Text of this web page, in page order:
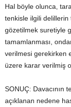
Hal böyle olunca,
tenkisle ilgili delillerin
gözetilmek suretiyle
tamamlanması,
verilmesi gerekirken
üzere karar verilmiş
SONUÇ: Davacının
açıklanan nedene